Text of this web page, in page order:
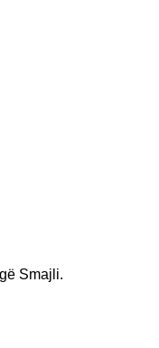
Smajli.